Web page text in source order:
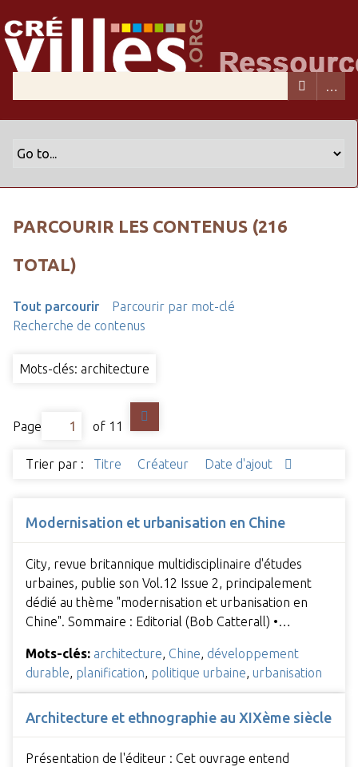
PARCOURIR LES CONTENUS (216
TOTAL)
Tout parcourir
Parcourir par mot-clé
Recherche de contenus
Mots-clés: architecture
Page of 11
Trier par : Titre Créateur Date d'ajout
Modernisation et urbanisation en Chine
City, revue britannique multidisciplinaire d'études
urbaines, publie son Vol.12 Issue 2, principalement
dédié au thème "modernisation et urbanisation en
Chine". Sommaire : Editorial (Bob Catterall) •…
Mots-clés: architecture Chine développement
durable planification politique urbaine urbanisation
Architecture et ethnographie au XIXème siècle
Présentation de l'éditeur : Cet ouvrage entend